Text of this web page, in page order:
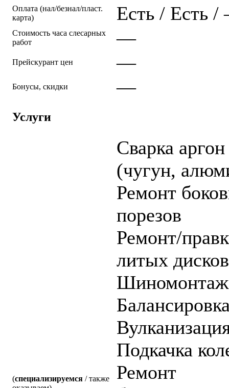
Оплата (нал/безнал/пласт.
карта)
Есть / Есть
Стоимость часа слесарных
работ
—
Прейскурант цен —
Бонусы, скидки —
Услуги
(специализируемся / также
Cварка аргон
(чугун,
Ремонт
порезов
Ремонт/
литых дисков
Шиномонтаж
Подкачка
Ремонт